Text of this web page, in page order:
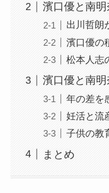
濱口優と南
出川哲朗
濱口優の
松本人志
濱口優と南
年の差を
妊活と流
子供の教
まとめ